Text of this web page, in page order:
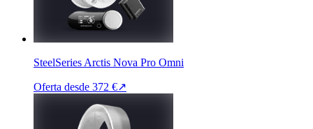
SteelSeries Arctis Nova Pro Omni
Oferta desde 372 €↗